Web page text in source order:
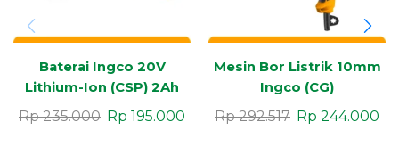
Baterai Ingco 20V
Lithium-Ion (CSP) 2Ah
Rp235.000 Rp 195.000
Mesin Bor Listrik 10mm
Ingco (CG)
Rp292.517 Rp 244.000